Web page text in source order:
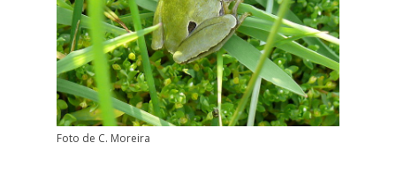
Foto de C. Moreira